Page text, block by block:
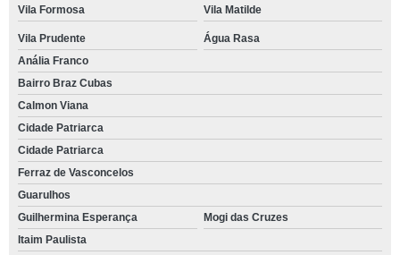
Vila Formosa Vila Matilde
Vila Prudente
Água Rasa
Anália Franco
Bairro Braz Cubas
Calmon Viana
Cidade Patriarca
Cidade Patriarca
Ferraz de Vasconcelos
Guarulhos
Guilhermina Esperança
Mogi das Cruzes
Itaim Paulista